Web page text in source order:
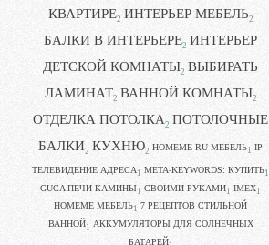
КВАРТИРЕ2 ИНТЕРЬЕР МЕБЕЛЬ2
БАЛКИ В ИНТЕРЬЕРЕ2 ИНТЕРЬЕР
ДЕТСКОЙ КОМНАТЫ2 ВЫБИРАТЬ
ЛАМИНАТ2 ВАННОЙ КОМНАТЫ2
ОТДЕЛКА ПОТОЛКА2 ПОТОЛОЧНЫЕ
БАЛКИ2 КУХНЮ2 HOMEME RU МЕБЕЛЬ1 IP
ТЕЛЕВИДЕНИЕ АДРЕСА 1 META-KEYWORDS: КУПИТЬ1
GUCA ПЕЧИ КАМИНЫ1 CВОИМИ РУКАМИ1 IMEX1
HOMEME МЕБЕЛЬ1 7 РЕЦЕПТОВ СТИЛЬНОЙ
ВАННОЙ1 АККУМУЛЯТОРЫ ДЛЯ СОЛНЕЧНЫХ
БАТАРЕЙ